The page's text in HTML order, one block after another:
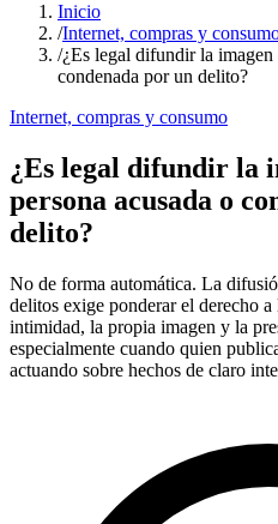
Inicio
/Internet, compras y
/¿Es legal difundir la imagen
condenada por un delito?
Internet, compras y consumo
¿Es legal difundir la
persona acusada o
delito?
No de forma automática. La
delitos exige ponderar el derecho
intimidad, la propia imagen y la
especialmente cuando quien
actuando sobre hechos de claro